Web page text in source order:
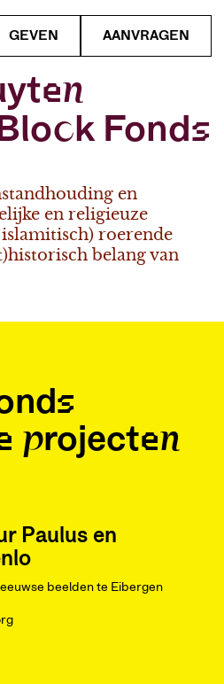
GEVEN AANVRAGEN
Fonds
en
en religieuze
roerende
belang van
projecten
Paulus en
beelden te Eibergen